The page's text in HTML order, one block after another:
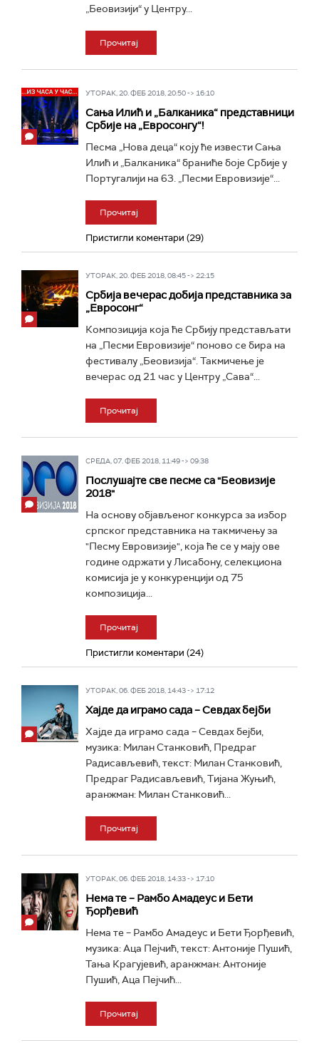
„Беовизији“ у Центру...
Прочитај
УТОРАК, 20. ФЕБ 2018, 20:50 -> 16:10
Сања Илић и „Балканика“ представници
Србије на „Евросонгу“!
Песма „Нова деца“ коју ће извести Сања
Илић и „Балканика“ браниће боје Србије у
Португалији на 63. „Песми Евровизије“...
Прочитај
Пристигли коментари (29)
УТОРАК, 20. ФЕБ 2018, 08:45 -> 22:15
Србија вечерас добија представника за
„Евросонг“
Композиција која ће Србију представљати
на „Песми Евровизије“ поново се бира на
фестивалу „Беовизија“. Такмичење је
вечерас од 21 час у Центру „Сава“...
Прочитај
СРЕДА, 07. ФЕБ 2018, 11:49 -> 09:38
Послушајте све песме са "Беовизије
2018"
На основу објављеног конкурса за избор
српског представника на такмичењу за
"Песму Евровизије", која ће се у мају ове
године одржати у Лисабону, селекциона
комисија је у конкуренцији од 75
композиција...
Прочитај
Пристигли коментари (24)
УТОРАК, 06. ФЕБ 2018, 14:43 -> 17:12
Хајде да играмо сада – Севдах бејби
Хајде да играмо сада – Севдах бејби,
музика: Милан Станковић, Предраг
Радисављевић, текст: Милан Станковић,
Предраг Радисављевић, Тијана Жуњић,
аранжман: Милан Станковић...
Прочитај
УТОРАК, 06. ФЕБ 2018, 14:33 -> 17:10
Нема те – Рамбо Амадеус и Бети
Ђорђевић
Нема те – Рамбо Амадеус и Бети Ђорђевић,
музика: Аца Пејчић, текст: Антоније Пушић,
Тања Крагујевић, аранжман: Антоније
Пушић, Аца Пејчић...
Прочитај